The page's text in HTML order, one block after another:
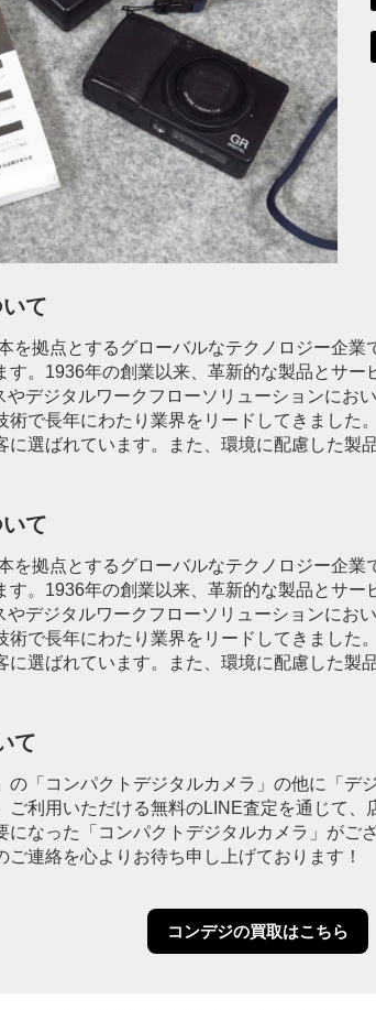
て
を拠点とするグローバルなテクノロジー企
す。1936年の創業以来、革新的な製品とサ
やデジタルワークフローソリューションに
術で長年にわたり業界をリードしてきまし
に選ばれています。また、環境に配慮した
て
を拠点とするグローバルなテクノロジー企
す。1936年の創業以来、革新的な製品とサ
やデジタルワークフローソリューションに
術で長年にわたり業界をリードしてきまし
に選ばれています。また、環境に配慮した
て
の「コンパクトデジタルカメラ」の他に「
ご利用いただける無料のLINE査定を通じて
になった「コンパクトデジタルカメラ」がご
ご連絡を心よりお待ち申し上げております！
コンデジの買取はこちら